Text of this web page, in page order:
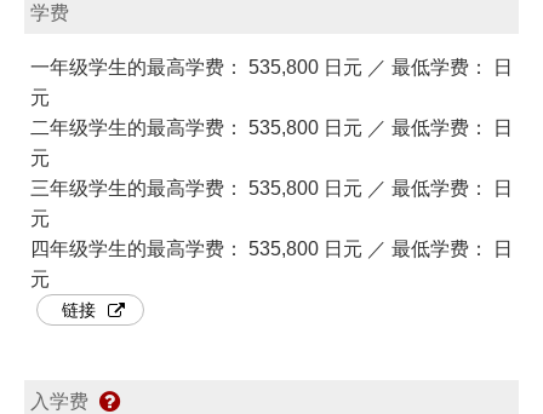
学费
一年级学生的最高学费： 535,800 日元 ／ 最低学费： 日
元
二年级学生的最高学费： 535,800 日元 ／ 最低学费： 日
元
三年级学生的最高学费： 535,800 日元 ／ 最低学费： 日
元
四年级学生的最高学费： 535,800 日元 ／ 最低学费： 日
元
链接
入学费